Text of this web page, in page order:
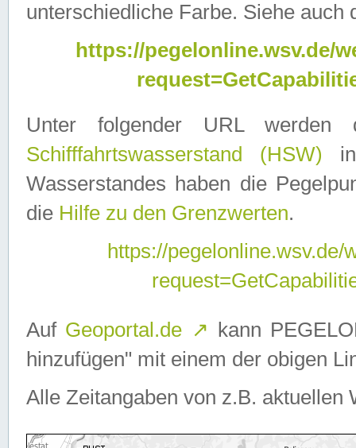
unterschiedliche Farbe. Siehe auch
https://pegelonline.wsv.de/
Unter folgender URL
Schifffahrtswasserstand (HSW)
Wasserstandes haben die
die Hilfe zu den Grenzwerten.
https://
Auf Geoportal.de ↗ kann
hinzufügen" mit einem der obigen
Alle Zeitangaben von z.B. aktuellen